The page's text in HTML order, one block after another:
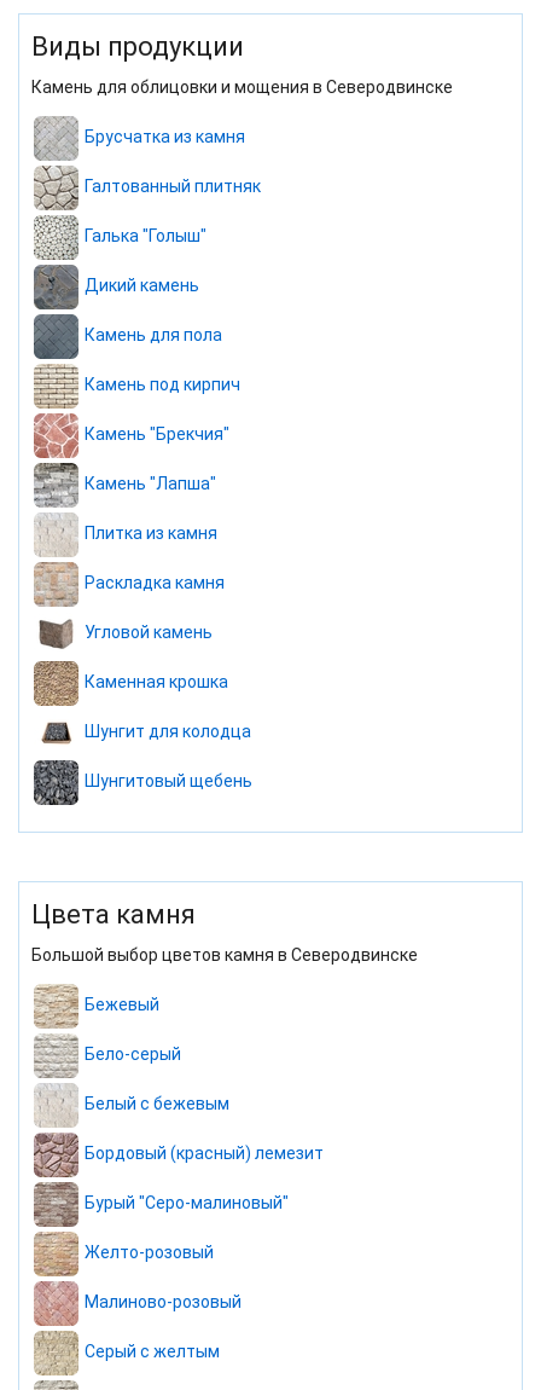
Виды продукции
Камень для облицовки и мощения в Северодвинске
Брусчатка из камня
Галтованный плитняк
Галька "Голыш"
Дикий камень
Камень для пола
Камень под кирпич
Камень "Брекчия"
Камень "Лапша"
Плитка из камня
Раскладка камня
Угловой камень
Каменная крошка
Шунгит для колодца
Шунгитовый щебень
Цвета камня
Большой выбор цветов камня в Северодвинске
Бежевый
Бело-серый
Белый с бежевым
Бордовый (красный) лемезит
Бурый "Серо-малиновый"
Желто-розовый
Малиново-розовый
Серый с желтым